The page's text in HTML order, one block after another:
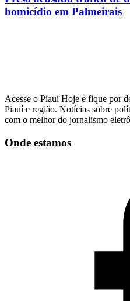
homicídio em Palmeirais
Acesse o Piauí Hoje e fique por
Piauí e região. Notícias sobre
com o melhor do jornalismo
Onde estamos